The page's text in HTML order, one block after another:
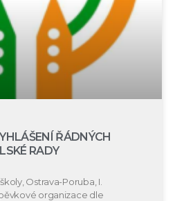
ŘÁDNÝCH
RADY
Ostrava-Poruba, I.
organizace dle